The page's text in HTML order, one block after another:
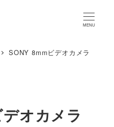
MENU
SONY 8mmビデオカメラ
オカメラ